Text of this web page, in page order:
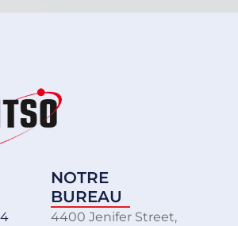
NOTRE
BUREAU
4400 Jenifer Street,